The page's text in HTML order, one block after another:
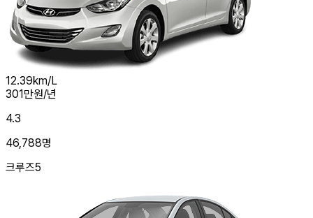
12.39km/L
301만원/년
4.3
46,788명
크루즈5